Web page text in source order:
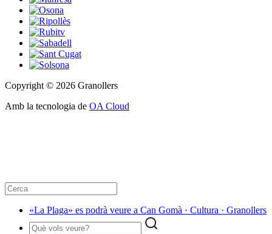
Copyright © 2026 Granollers
Amb la tecnologia de OA Cloud
«La Plaga» es podrà veure a Can Gomà · Cultura · Granollers